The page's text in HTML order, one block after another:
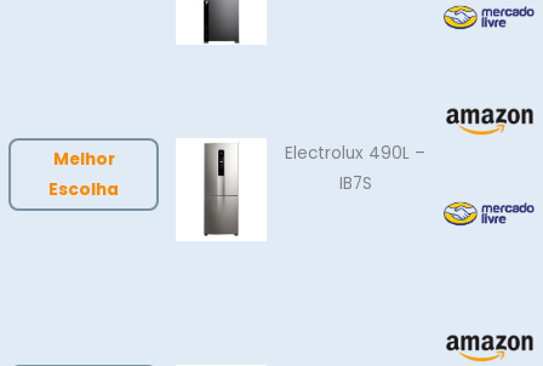
Melhor
Escolha
Electrolux 490L –
IB7S